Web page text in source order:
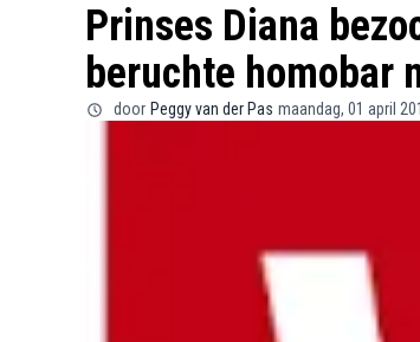
Prinses Diana
beruchte homobar
door Peggy van der Pas maandag, 01 april